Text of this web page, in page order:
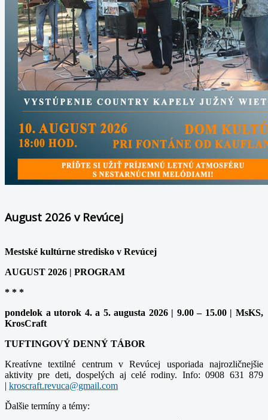
August 2026 v Revúcej
Mestské kultúrne stredisko v Revúcej
AUGUST 2026 | PROGRAM
* * *
pondelok a utorok 4. a 5. augusta 2026 | 9.00 – 15.00 | MsKS,
KrosCraft
TUFTINGOVÝ DENNÝ TÁBOR
Kreatívne textilné centrum v Revúcej usporiada najrozličnejšie
aktivity pre deti, dospelých aj celé rodiny. Info: 0908 631 879
|
Ďalšie termíny a témy: